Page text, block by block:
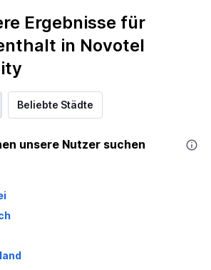
Ergebnisse für
in Novotel
Beliebte Städte
unsere Nutzer suchen